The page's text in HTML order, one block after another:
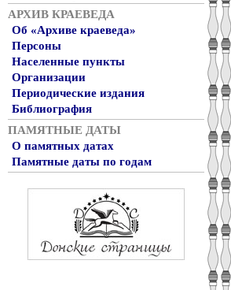
АРХИВ КРАЕВЕДА
Об «Архиве краеведа»
Персоны
Населенные пункты
Организации
Периодические издания
Библиография
ПАМЯТНЫЕ ДАТЫ
О памятных датах
Памятные даты по годам